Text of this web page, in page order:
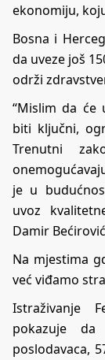
ekonomiju,
Bosna i
da uveze još
održi
“Mislim da će
biti ključni,
Trenutni
je u
uvoz
Damir
Na mjestima
već viđamo
Istraživanje
pokazuje
poslodavaca,